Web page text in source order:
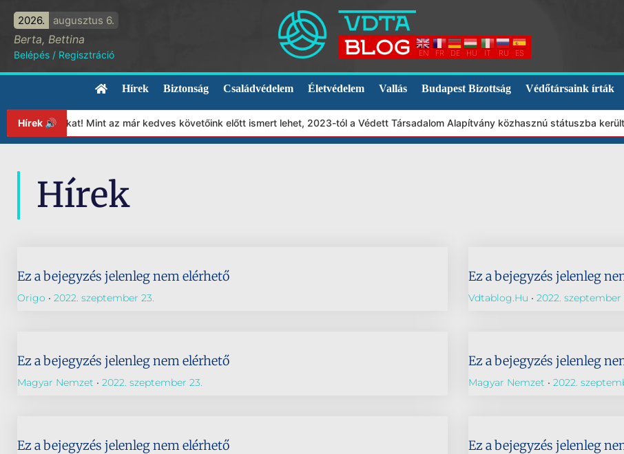
2026. augusztus 6.
Berta, Bettina
Belépés / Regisztráció EN FR DE HU IT RU ES
Hírek Biztonság Családvédelem Életvédelem Vallás Budapest Bizottság Védőtársaink írták
Hírek 🔊 Mint az már kedves követőink előtt ismert lehet, 2023-tól a Védett Társadalom Alapítvány közhasznú státuszba
Hírek
Ez a bejegyzés jelenleg nem elérhető
Origo 2022. szeptember 23.
Ez a bejegyzés jelenleg
Vdtablog.hu 2022. szeptember
Ez a bejegyzés jelenleg nem elérhető
Magyar Nemzet 2022. szeptember 23.
Ez a bejegyzés jelenleg
Magyar Nemzet 2022.
Ez a bejegyzés jelenleg nem elérhető Ez a bejegyzés jelenleg